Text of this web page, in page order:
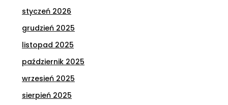
styczeń 2026
grudzień 2025
listopad 2025
październik 2025
wrzesień 2025
sierpień 2025